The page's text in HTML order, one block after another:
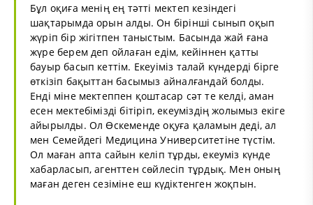
Бұл оқиға менің ең тәтті мектеп кезіндегі
шақтарымда орын алды. Он бірінші сынып оқып
жүріп бір жігітпен таныстым. Басында жай ғана
жүре берем деп ойлаған едім, кейіннен қатты
бауыр басып кеттім. Екеуіміз талай күндерді бірге
өткізіп бақыттан басымыз айналғандай болды.
Енді міне мектеппен қоштасар сәт те келді, аман
есен мектебімізді бітіріп, екеуміздің жолымыз екіге
айырылды. Ол Өскеменде оқуға қаламын деді, ал
мен Семейдегі Медицина Университетіне түстім.
Ол маған апта сайын келіп тұрды, екеуміз күнде
хабарласып, агенттен сөйлесіп тұрдық. Мен оның
маған деген сезіміне еш күдіктенген жоқпын.